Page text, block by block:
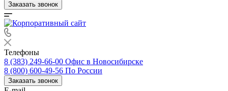
Заказать звонок
Телефоны
8 (383) 249-66-00 Офис в Новосибирске
8 (800) 600-49-56 По России
Заказать звонок